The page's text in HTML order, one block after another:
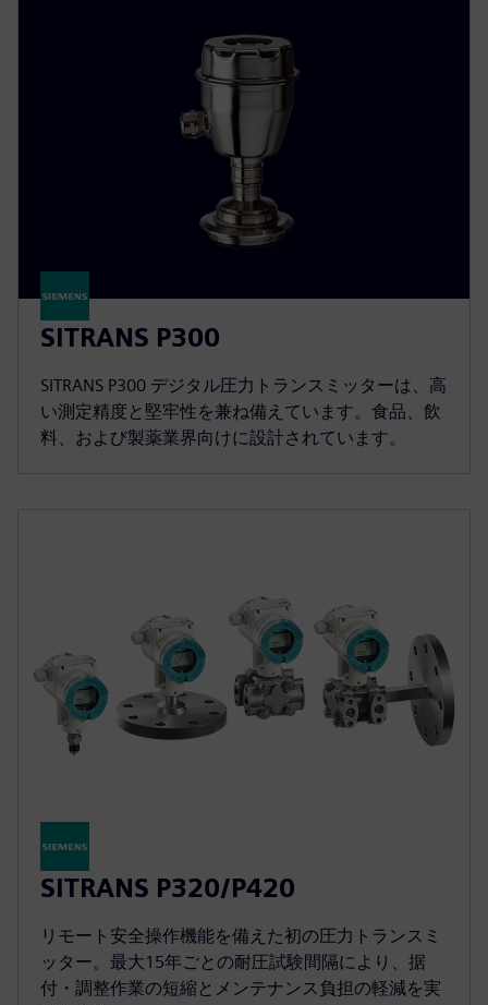
SITRANS P300
SITRANS P300 デジタル圧力トランスミッターは、高
い測定精度と堅牢性を兼ね備えています。食品、飲
料、および製薬業界向けに設計されています。
SITRANS P320/P420
リモート安全操作機能を備えた初の圧力トランスミ
ッター。最大15年ごとの耐圧試験間隔により、据
付・調整作業の短縮とメンテナンス負担の軽減を実